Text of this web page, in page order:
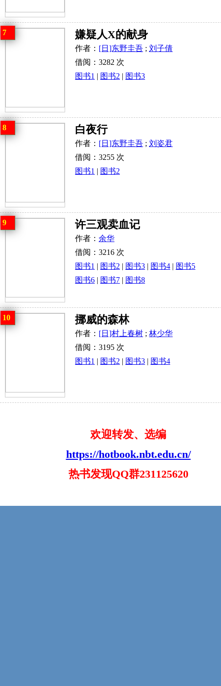
7 嫌疑人X的献身
作者： [日]东野圭吾 ; 刘子倩
借阅：3282 次
图书1 | 图书2 | 图书3
8 白夜行
作者： [日]东野圭吾 ; 刘姿君
借阅：3255 次
图书1 | 图书2
9 许三观卖血记
作者： 余华
借阅：3216 次
图书1 | 图书2 | 图书3 | 图书4 | 图书5
图书6 | 图书7 | 图书8
10 挪威的森林
作者： [日]村上春树 ; 林少华
借阅：3195 次
图书1 | 图书2 | 图书3 | 图书4
欢迎转发、选编
https://hotbook.nbt.edu.cn/
热书发现QQ群231125620